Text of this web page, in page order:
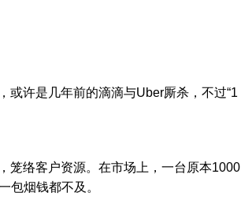
许是几年前的滴滴与Uber厮杀，不过“1
络客户资源。在市场上，一台原本1000
包烟钱都不及。